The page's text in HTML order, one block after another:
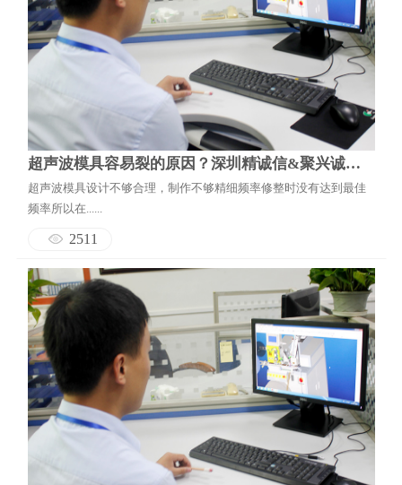
超声波模具容易裂的原因？深圳精诚信&聚兴诚科技超声波焊机是你最佳选择.
超声波模具设计不够合理，制作不够精细频率修整时没有达到最佳
频率所以在......
2511